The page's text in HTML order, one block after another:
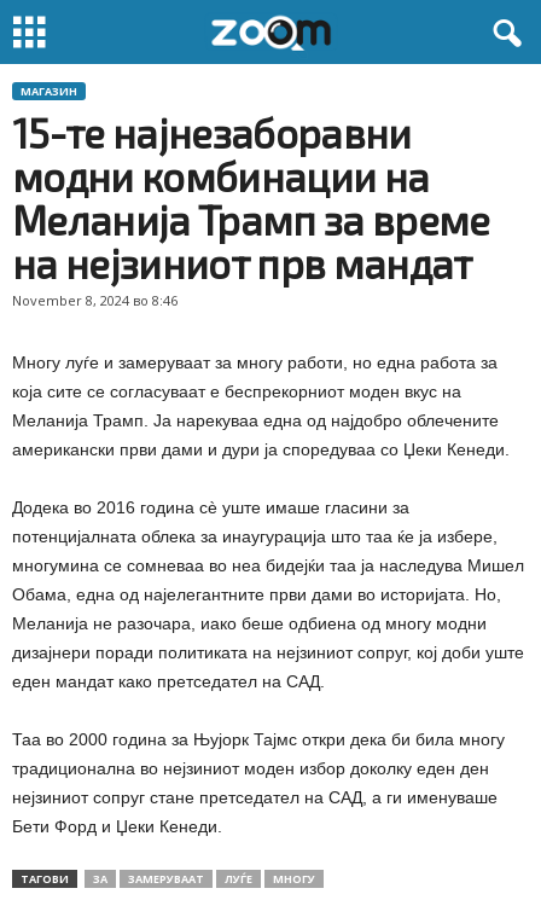
МАГАЗИН
15-те најнезаборавни
модни комбинации на
Меланија Трамп за време
на нејзиниот прв мандат
November 8, 2024 во 8:46
Многу луѓе и замеруваат за многу работи, но една работа за
која сите се согласуваат е беспрекорниот моден вкус на
Меланија Трамп. Ја нарекуваа една од најдобро облечените
американски први дами и дури ја споредуваа со Џеки Кенеди.
Додека во 2016 година сè уште имаше гласини за
потенцијалната облека за инаугурација што таа ќе ја избере,
многумина се сомневаа во неа бидејќи таа ја наследува Мишел
Обама, една од најелегантните први дами во историјата. Но,
Меланија не разочара, иако беше одбиена од многу модни
дизајнери поради политиката на нејзиниот сопруг, кој доби уште
еден мандат како претседател на САД.
Таа во 2000 година за Њујорк Тајмс откри дека би била многу
традиционална во нејзиниот моден избор доколку еден ден
нејзиниот сопруг стане претседател на САД, а ги именуваше
Бети Форд и Џеки Кенеди.
ТАГОВИ ЗА ЗАМЕРУВААТ ЛУЃЕ МНОГУ